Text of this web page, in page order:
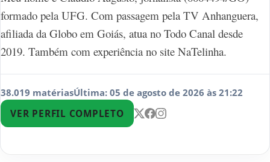
formado pela UFG. Com passagem pela TV Anhanguera,
afiliada da Globo em Goiás, atua no Todo Canal desde
2019. Também com experiência no site NaTelinha.
38.019 matériasÚltima: 05 de agosto de 2026 às 21:22
VER PERFIL COMPLETO